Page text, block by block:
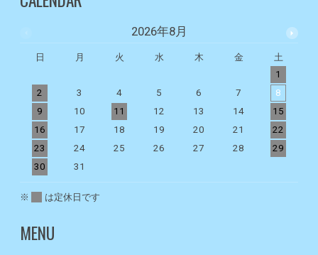
2026年8月
日 月 火 水 木 金
土
1
2
3 4 5 6 7
8
9
10 11 12 13 14
15
16
17 18 19 20 21
22
23
24 25 26 27 28
29
30
31
※ は定休日です
MENU